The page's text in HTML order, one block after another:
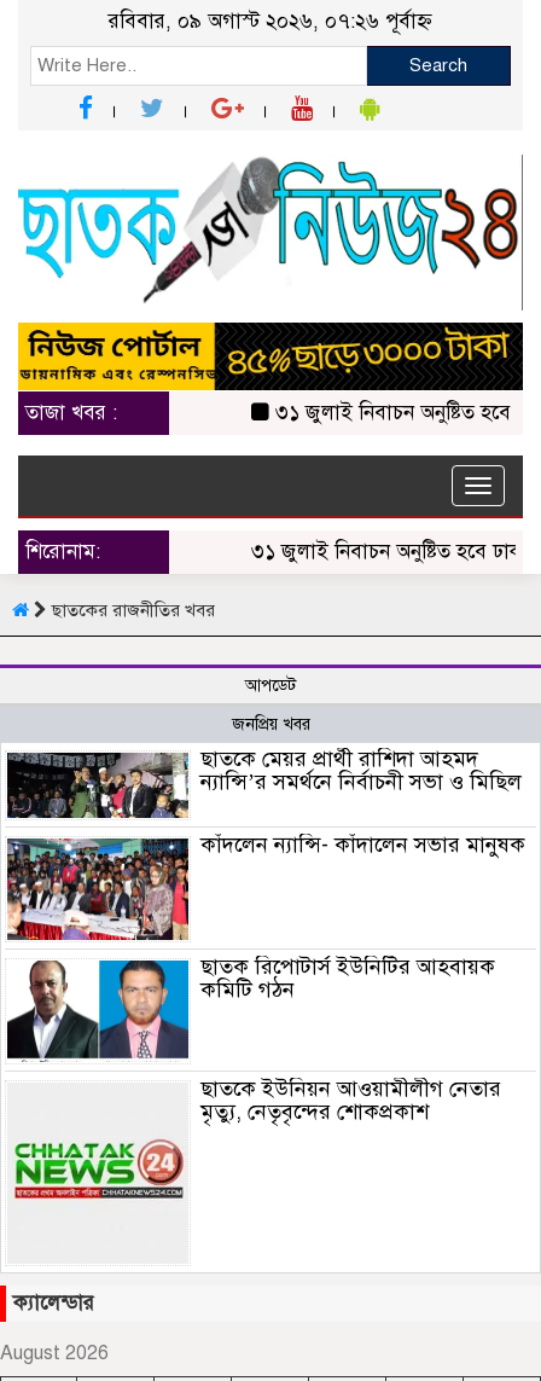
রবিবার, ০৯ অগাস্ট ২০২৬, ০৭:২৬ পূর্বাহ্ন
Search
তাজা খবর : ৩১ জুলাই নিবাচন অনু‌ষ্টিত হ‌বে
Toggle
শিরোনাম:
৩১ জুলাই নিবাচন অনু‌ষ্টিত হ‌বে ঢাকায়
ছাতকের রাজনীতির খবর
আপডেট
জনপ্রিয় খবর
ছাতকে মেয়র প্রার্থী রাশিদা আহমদ
ন্যান্সি’র সমর্থনে নির্বাচনী সভা ও মিছিল
কাঁদলেন ন্যান্সি- কাঁদালেন সভার মানুষক
ছাতক রিপোটার্স ইউনিটির আহবায়ক
কমিটি গঠন
ছাতকে ইউনিয়ন আওয়ামীলীগ নেতার
মৃত্যু, নেতৃবৃন্দের শোকপ্রকাশ
ক্যালেন্ডার
August 2026